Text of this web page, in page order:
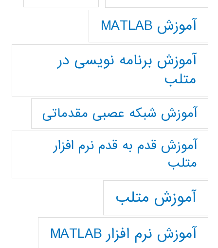
آموزش MATLAB
آموزش برنامه نویسی در
متلب
آموزش شبکه عصبی مقدماتی
آموزش قدم به قدم نرم افزار
متلب
آموزش متلب
آموزش نرم افزار MATLAB